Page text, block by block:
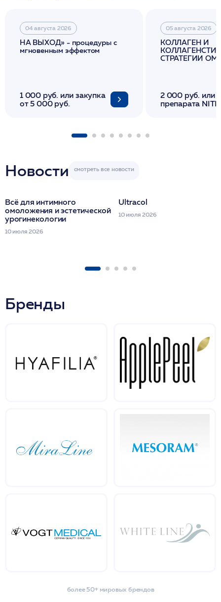
04 августа 2026
НА ВЫХОД» - процедуры с
мгновенным эффектом
1 000 руб. или закупка
от 5 000 руб.
05 августа 2026
КОЛЛАГЕН И
СТРАТЕГИИ
2 000 руб. или
препарата
Новости
Всё для интимного
омоложения и эстетической
урогинекологии
10 июля 2026
Ultracol
10 июля 2026
Бренды
более 50+ мировых брендов